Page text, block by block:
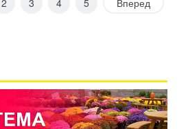
2 3 4 5 Вперед